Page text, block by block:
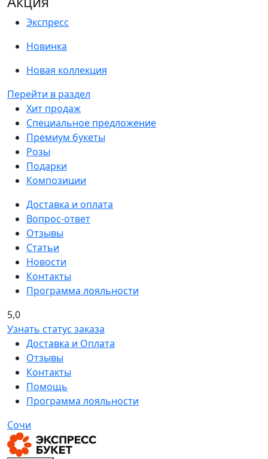
Экспресс
Новинка
Новая коллекция
Перейти в раздел
Хит продаж
Специальное предложение
Премиум букеты
Розы
Подарки
Композиции
Доставка и оплата
Вопрос-ответ
Отзывы
Статьи
Новости
Контакты
Программа лояльности
5,0
Узнать статус заказа
Доставка и Оплата
Отзывы
Контакты
Помощь
Программа лояльности
Сочи